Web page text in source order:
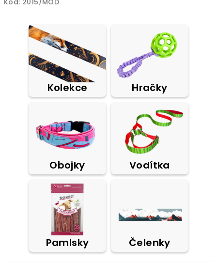
Kód: 2015/MOD
Kolekce Hračky
Obojky Vodítka
Pamlsky Čelenky